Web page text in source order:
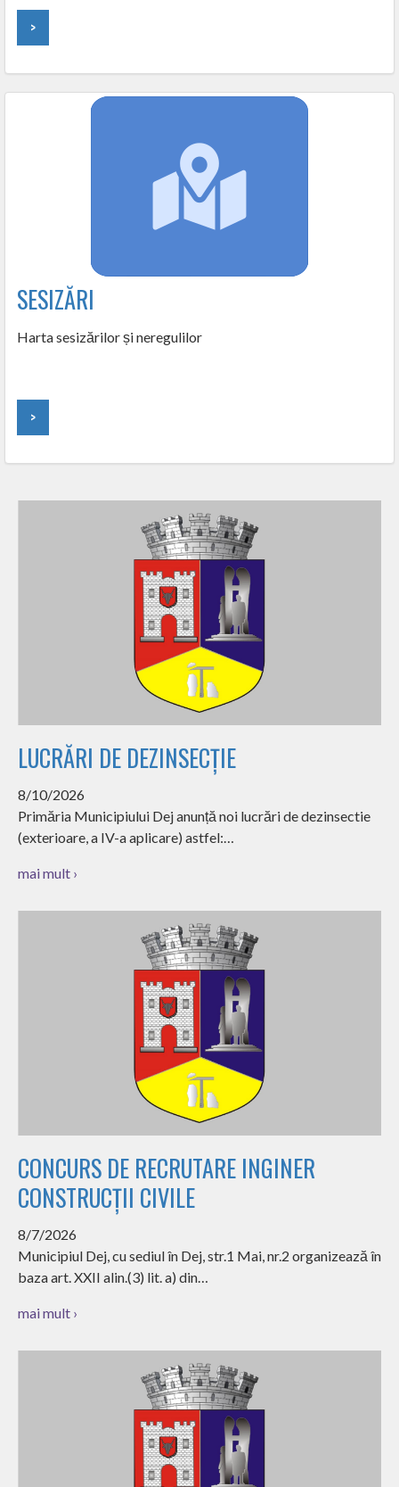
>
SESIZĂRI
Harta sesizărilor și neregulilor
>
LUCRĂRI DE DEZINSECȚIE
8/10/2026
Primăria Municipiului Dej anunță noi lucrări de dezinsectie
(exterioare, a IV-a aplicare) astfel:…
mai mult ›
CONCURS DE RECRUTARE INGINER
CONSTRUCȚII CIVILE
8/7/2026
Municipiul Dej, cu sediul în Dej, str.1 Mai, nr.2 organizează în
baza art. XXII alin.(3) lit. a) din…
mai mult ›